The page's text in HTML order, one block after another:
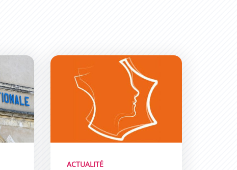
aux Hauts de Grazailles
Carcassonne reçoit le label “Résilience France
ACTUALITÉ